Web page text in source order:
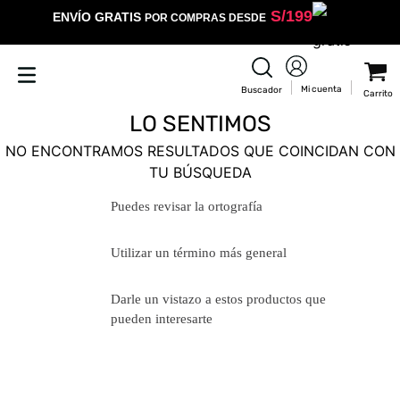
ENVÍO GRATIS POR COMPRAS DESDES/199
LO SENTIMOS
NO ENCONTRAMOS RESULTADOS QUE COINCIDAN CON
TU BÚSQUEDA
Puedes revisar la ortografía
Utilizar un término más general
Darle un vistazo a estos productos
que pueden interesarte